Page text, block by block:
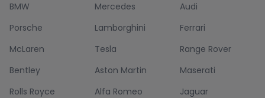
BMW Mercedes
Audi
Porsche
Lamborghini
Ferrari
McLaren
Tesla
Range Rover
Bentley
Aston Martin
Maserati
Rolls Royce
Alfa Romeo
Jaguar